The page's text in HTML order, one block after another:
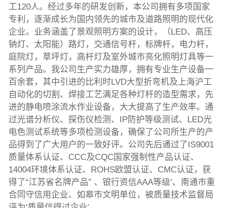
工120人。经过多年的研发创新，本公司拥有多项国家
专利，逐渐成长为国内领先的城市及道路照明的现代化
企业。业务涵盖了景观照明方案的设计，（LED、高压
钠灯、太阳能）路灯，交通信号杆，标牌杆，电力杆，
庭院灯，草坪灯，高杆灯及室外城市亮化照明灯具等一
系列产品。我公司生产实力雄厚，拥有专业生产设备一
百余套，其中引进的比利时LVD大型折弯机及上海沪工
自动化的切割、焊接工艺满足各种灯杆的造型需求，先
进的静电喷涂流水作业设备，大大提高了生产效率。通
过光谱分析仪、探伤仪检测、IP防护等级测试、LED光
电色测试系统等多项检测设备，确保了公司所生产的产
品得到了广大用户的一致好评。公司先后通过了IS9001
质量体系认证、CCC及CQC国家强制性产品认证、
14004环境体系认证、ROHS欧盟认证、CMC认证，获
得了“江苏省名牌产品” 、银行资信AAA等级’、南通市重
合同守信用企业、如皋市文明单位，被质量技术监督局